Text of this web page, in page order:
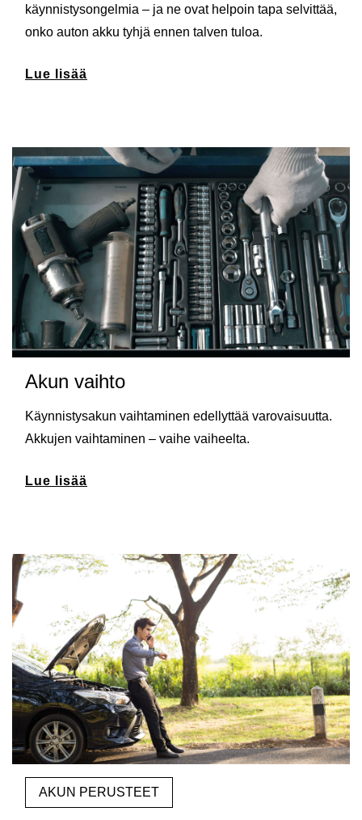
käynnistysongelmia – ja ne ovat helpoin tapa selvittää,
onko auton akku tyhjä ennen talven tuloa.
Lue lisää
Akun vaihto
Käynnistysakun vaihtaminen edellyttää varovaisuutta.
Akkujen vaihtaminen – vaihe vaiheelta.
Lue lisää
AKUN PERUSTEET